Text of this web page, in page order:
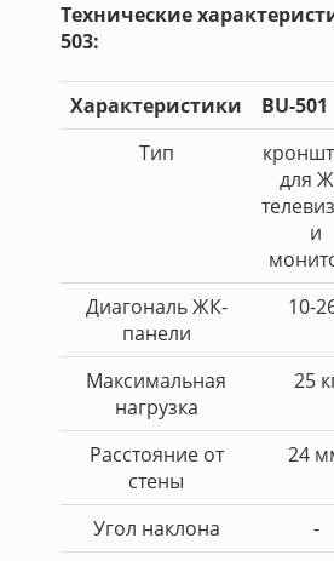
Технические
503:
Характеристики BU-501
Тип
для
и
Диагональ ЖК-
панели
10-
Максимальная
нагрузка
25
Расстояние от
стены
24
Угол наклона -